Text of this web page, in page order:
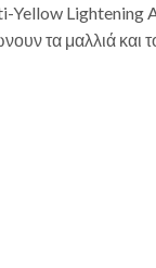
Yellow Lightening
τα μαλλιά και